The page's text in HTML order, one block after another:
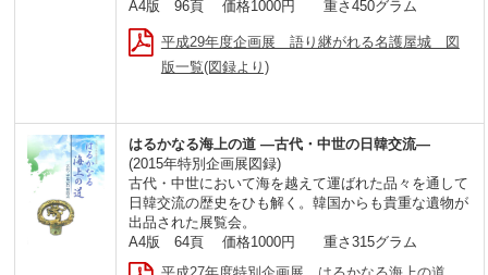
A4版 96頁 価格1000円 重さ450グラム
平成29年度企画展 語り継がれる名護屋城 図
版一覧(図録より)
はるかなる海上の道 ―古代・中世の日韓交流―
(2015年特別企画展図録)
古代・中世において海を越えて運ばれた品々を通して
日韓交流の歴史をひも解く。韓国からも貴重な遺物が
出品された展覧会。
A4版 64頁 価格1000円 重さ315グラム